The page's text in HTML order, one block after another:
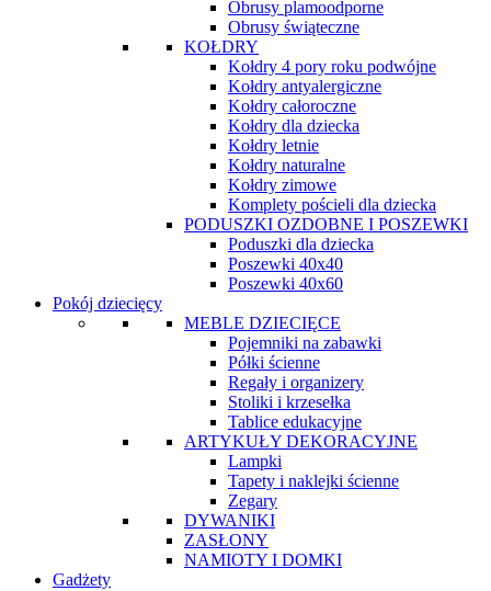
Obrusy plamoodporne
Obrusy świąteczne
KOŁDRY
Kołdry 4 pory roku podwójne
Kołdry antyalergiczne
Kołdry całoroczne
Kołdry dla dziecka
Kołdry letnie
Kołdry naturalne
Kołdry zimowe
Komplety pościeli dla dziecka
PODUSZKI OZDOBNE I POSZEWKI
Poduszki dla dziecka
Poszewki 40x40
Poszewki 40x60
Pokój dziecięcy
MEBLE DZIECIĘCE
Pojemniki na zabawki
Półki ścienne
Regały i organizery
Stoliki i krzesełka
Tablice edukacyjne
ARTYKUŁY DEKORACYJNE
Lampki
Tapety i naklejki ścienne
Zegary
DYWANIKI
ZASŁONY
NAMIOTY I DOMKI
Gadżety